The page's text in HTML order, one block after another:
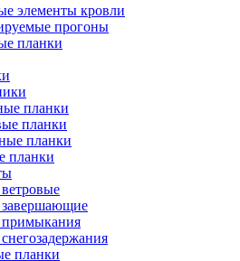
элементы кровли
прогоны
планки
планки
планки
планки
планки
планки